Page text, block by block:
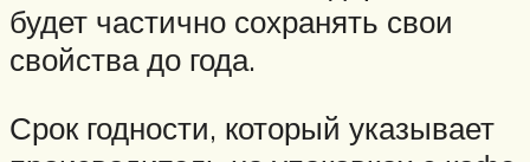
будет частично сохранять свои
свойства до года.
Срок годности, который указывает